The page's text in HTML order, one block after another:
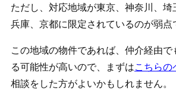
ただし、対応地域が東京、神奈川、埼
兵庫、京都に限定されているのが弱点
この地域の物件であれば、仲介経由で
る可能性が高いので、まずはこちらの
相談をした方がよいかもしれません。